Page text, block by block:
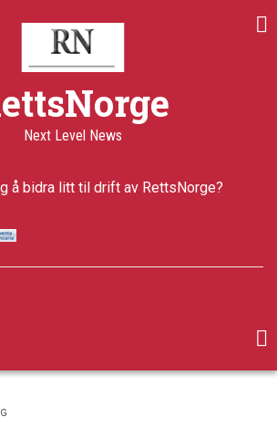
Next Level News
å bidra litt til drift av RettsNorge?